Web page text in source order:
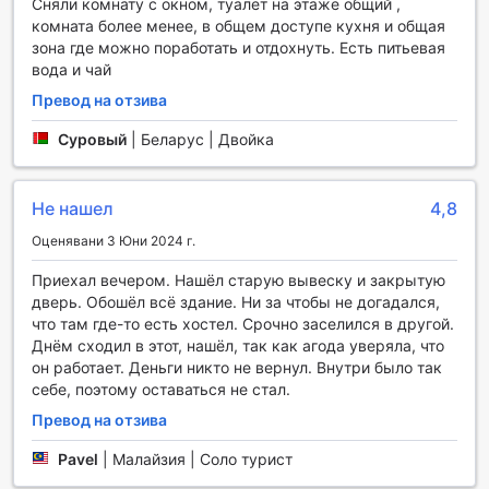
The Travel Hub Guesthouse в Куала Лумпур предлага
редица удобства, които ще направят престоя ви още
по-приятен и безпроблемен. С безплатен Wi-Fi достъп в
обществените зони и във всички стаи, можете лесно да
останете свързани с близките си или да планирате
следващите си приключения в града. Независимо дали
искате да проверите имейлите си или да споделите
бързият интернет е на разположение за вас по всяко
време.
Допълнителни удобства като съхранение на багаж и
магазин за удобства правят престоя ви още по-
комфортен. Можете да оставите багажа си в
безопасност, докато разглеждате забележителностите
на Куала Лумпур, без да се притеснявате за вашите
вещи. А ако имате нужда от нещо спешно, магазинът за
удобства предлага всичко необходимо, от закуски до
тоалетни принадлежности. С ежедневното почистване
на стаите, можете да се насладите на свежа и чиста
обстановка по всяко време.
Сняли комнату с окном, туалет на этаже общий ,
комната более менее, в общем доступе кухня и общая
зона где можно поработать и отдохнуть. Есть питьевая
вода и чай
Превод на отзива
Cypoвый Беларус | Двойка
Не нашел 4,8
Оценявани 3 Юни 2024 г.
Приехал вечером. Нашёл старую вывеску и закрытую
дверь. Обошёл всё здание. Ни за чтобы не догадался,
что там где-то есть хостел. Срочно заселился в другой.
Днём сходил в этот, нашёл, так как агода уверяла, что
он работает. Деньги никто не вернул. Внутри было так
себе, поэтому оставаться не стал.
Превод на отзива
Pavel Малайзия | Соло турист